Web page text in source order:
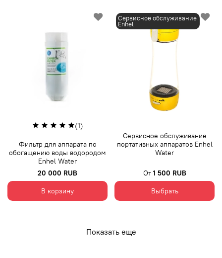
(1)
Фильтр для аппарата по
обогащению воды водородом
Enhel Water
20 000 RUB
В корзину
Сервисное обслуживание
Enhel
Сервисное обслуживание
портативных аппаратов Enhel
Water
От 1 500 RUB
Выбрать
Показать еще